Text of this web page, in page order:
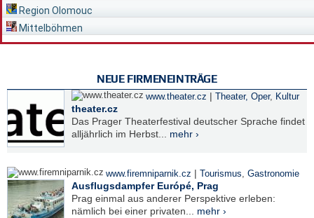
Region Olomouc
Mittelböhmen
NEUE FIRMENEINTRÄGE
www.theater.cz | Theater, Oper, Kultur
theater.cz
Das Prager Theaterfestival deutscher Sprache findet
alljährlich im Herbst... mehr ›
www.firemniparnik.cz | Tourismus, Gastronomie
Ausflugsdampfer Európé, Prag
Prag einmal aus anderer Perspektive erleben:
nämlich bei einer privaten... mehr ›